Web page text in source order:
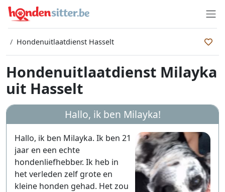
Hondenuitlaatdienst Hasselt
Hondenuitlaatdienst Milayka
uit Hasselt
Hallo, ik ben Milayka!
Hallo, ik ben Milayka. Ik ben 21
jaar en een echte
hondenliefhebber. Ik heb in
het verleden zelf grote en
kleine honden gehad. Het zou